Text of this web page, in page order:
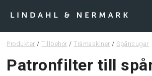
Webshop
Produkter /Tillbehör /Trämaskiner / Spånsugar
Patronfilter till